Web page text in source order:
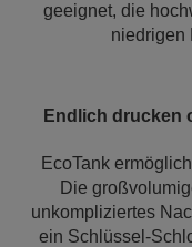
geeignet, die
niedrigen
Endlich drucken
EcoTank
Die
unkompliziertes
ein Schlüssel-